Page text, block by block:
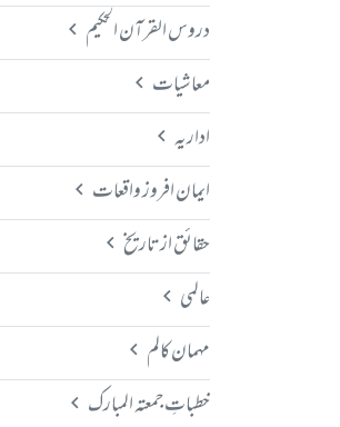
دروس القرآن الحکیم
معاشیات
اداریہ
ایمان افروز واقعات
حقائق از تاریخ
عالمی
مہمان کالم
خطباتِ جمعتہ المبارک